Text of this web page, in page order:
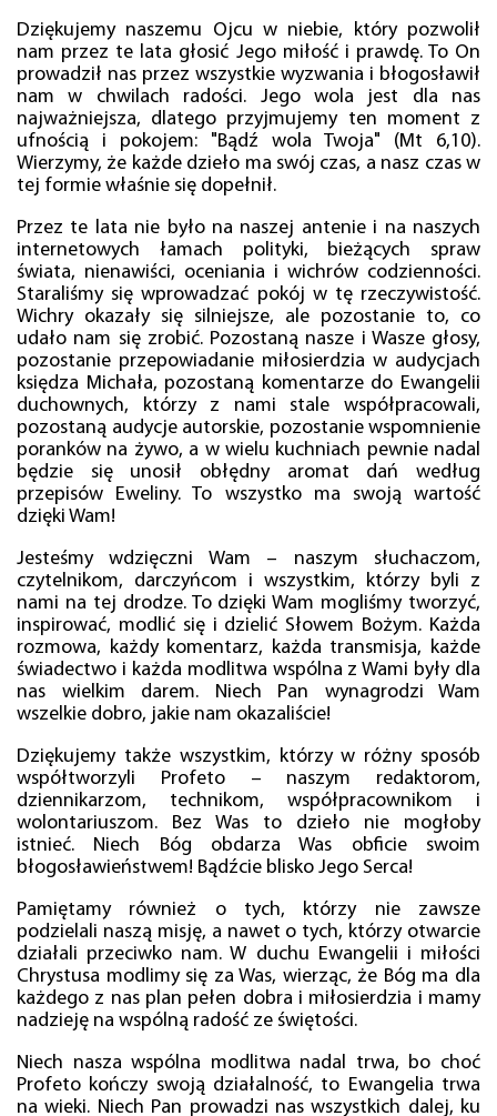
Dziękujemy naszemu Ojcu w niebie, który pozwolił
nam przez te lata głosić Jego miłość i prawdę. To On
prowadził nas przez wszystkie wyzwania i błogosławił
nam w chwilach radości. Jego wola jest dla nas
najważniejsza, dlatego przyjmujemy ten moment z
ufnością i pokojem: "Bądź wola Twoja" (Mt 6,10).
Wierzymy, że każde dzieło ma swój czas, a nasz czas w
tej formie właśnie się dopełnił.
Przez te lata nie było na naszej antenie i na naszych
internetowych łamach polityki, bieżących spraw
świata, nienawiści, oceniania i wichrów codzienności.
Staraliśmy się wprowadzać pokój w tę rzeczywistość.
Wichry okazały się silniejsze, ale pozostanie to, co
udało nam się zrobić. Pozostaną nasze i Wasze głosy,
pozostanie przepowiadanie miłosierdzia w audycjach
księdza Michała, pozostaną komentarze do Ewangelii
duchownych, którzy z nami stale współpracowali,
pozostaną audycje autorskie, pozostanie wspomnienie
poranków na żywo, a w wielu kuchniach pewnie nadal
będzie się unosił obłędny aromat dań według
przepisów Eweliny. To wszystko ma swoją wartość
dzięki Wam!
Jesteśmy wdzięczni Wam – naszym słuchaczom,
czytelnikom, darczyńcom i wszystkim, którzy byli z
nami na tej drodze. To dzięki Wam mogliśmy tworzyć,
inspirować, modlić się i dzielić Słowem Bożym. Każda
rozmowa, każdy komentarz, każda transmisja, każde
świadectwo i każda modlitwa wspólna z Wami były dla
nas wielkim darem. Niech Pan wynagrodzi Wam
wszelkie dobro, jakie nam okazaliście!
Dziękujemy także wszystkim, którzy w różny sposób
współtworzyli Profeto – naszym redaktorom,
dziennikarzom, technikom, współpracownikom i
wolontariuszom. Bez Was to dzieło nie mogłoby
istnieć. Niech Bóg obdarza Was obficie swoim
błogosławieństwem! Bądźcie blisko Jego Serca!
Pamiętamy również o tych, którzy nie zawsze
podzielali naszą misję, a nawet o tych, którzy otwarcie
działali przeciwko nam. W duchu Ewangelii i miłości
Chrystusa modlimy się za Was, wierząc, że Bóg ma dla
każdego z nas plan pełen dobra i miłosierdzia i mamy
nadzieję na wspólną radość ze świętości.
Niech nasza wspólna modlitwa nadal trwa, bo choć
Profeto kończy swoją działalność, to Ewangelia trwa
na wieki. Niech Pan prowadzi nas wszystkich dalej, ku